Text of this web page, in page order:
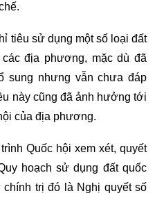
tiêu sử dụng một số loại đất
địa phương, mặc dù đã
sung nhưng vẫn chưa đáp
này cũng đã ảnh hưởng tới
của địa phương.
Quốc hội xem xét, quyết
hoạch sử dụng đất quốc
trị đó là Nghị quyết số